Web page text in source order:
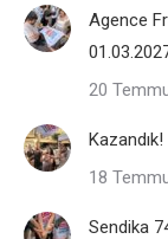
Agence
20
Kazandık!
18
Sendika